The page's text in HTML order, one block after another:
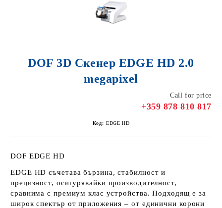
DOF 3D Скенер EDGE HD 2.0
megapixel
Call for price
+359 878 810 817
Код: EDGE HD
DOF EDGE HD
EDGE HD съчетавабързина, стабилност и
прецизност, осигурявайки производителност,
сравнима с премиум клас устройства. Подходящ е за
широк спектър от приложения – от единични корони